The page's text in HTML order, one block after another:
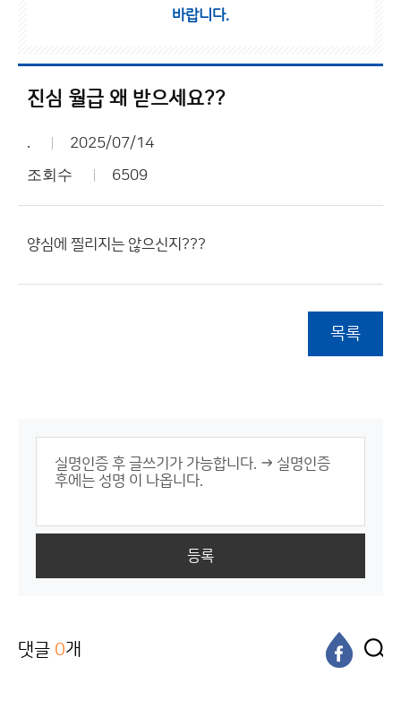
바랍니다.
진심 월급 왜 받으세요??
. 2025/07/14
조회수 6509
양심에 찔리지는 않으신지???
목록
등록
댓글 0개